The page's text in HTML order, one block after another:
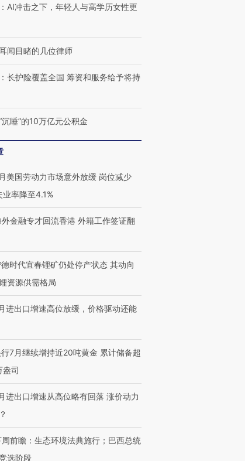
7万
视线｜被称为“蟑螂”的印
视线｜“入侵”还是“人道危
链博
”接产
【特别呈现】寻找100种
有意思的生活方式·第三对
CFO：不靠规模取胜，华
： AI冲击之下，年轻人与高学历女性更
闻目睹的几位律师
： 长护险覆盖全国 筹资和服务给予将持
沉睡”的10万亿元公积金
美国劳动力市场意外放缓 岗位减少
率降至4.1%
外金融专才回流香港 外籍工作签证翻
时代宜春锂矿仍处停产状态 其动向
资源供需格局
进出口增速高位放缓，价格驱动还能
7月继续增持近20吨黄金 累计储备超
司
进出口增速从高位略有回落 涨价动力
周前瞻：生态环境法典施行；巴西总统
选阶段